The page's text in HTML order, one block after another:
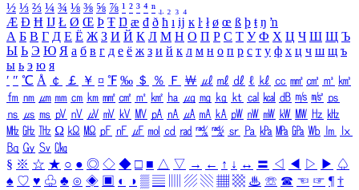
½ ⅓ ⅔ ¼ ¾ ⅛ ⅜ ⅝ ⅞ ¹ ² ³ ⁴ ⁿ ₁ ₂ ₃ ₄
Æ Ð Ħ Ĳ Ł Ø Œ Þ Ŧ Ŋ æ đ ð ħ ı ĳ ĸ ŀ ł ø œ ß þ ŧ ŋ ŉ
А Б В Г Д Е Ё Ж З И Й К Л М Н О П Р С Т У Ф Х Ц Ч Ш Щ Ъ
Ы Ь Э Ю Я а б в г д е ё ж з и й к л м н о п р с т у ф х ц ч ш щ ъ
ы ь э ю я
′ ″ ℃ Å ￠ ￡ ￥ ¤ ℉ ‰ ＄ ％ Ｆ ￦ ㎕ ㎖ ㎗ ℓ ㎘ ㏄ ㎣ ㎤ ㎥ ㎦
㎙ ㎚ ㎛ ㎜ ㎝ ㎞ ㎟ ㎠ ㎡ ㎢ ㏊ ㎍ ㎎ ㎏ ㏏ ㎈ ㎉ ㏈ ㎧ ㎨ ㎰
㎱ ㎲ ㎳ ㎴ ㎵ ㎶ ㎷ ㎸ ㎹ ㎀ ㎁ ㎂ ㎃ ㎄ ㎺ ㎻ ㎽ ㎾ ㎿ ㎐ ㎑
㎒ ㎓ ㎔ Ω ㏀ ㏁ ㎊ ㎋ ㎌ ㏖ ㏅ ㎭ ㎮ ㎯ ㏛ ㎩ ㎪ ㎫ ㎬ ㏝ ㏐
㏓
㏃ ㏉ ㏜ ㏆
§ ※ ☆ ★ ○ ● ◎ ◇ ◆ □ ■ △ ▽ → ← ↑ ↓ ↔ 〓 ◁ ◀ ▷ ▶ ♤
♠ ♡ ♥ ♧ ♣ ⊙ ◈ ▣ ◐ ◑ ▒ ▤ ▨ ▧ ▦ ▩ ♨ ☏ ☎ ☜ ☞ ¶ †